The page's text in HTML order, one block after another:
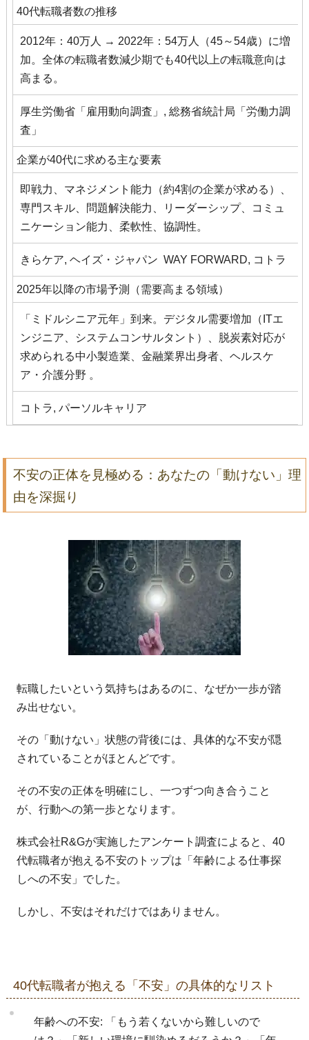
40代転職者数の推移
2012年：40万人 → 2022年：54万人（45～54歳）に増
加。全体の転職者数減少期でも40代以上の転職意向は
高まる。
厚生労働省「雇用動向調査」, 総務省統計局「労働力調
査」
企業が40代に求める主な要素
即戦力、マネジメント能力（約4割の企業が求める）、
専門スキル、問題解決能力、リーダーシップ、コミュ
ニケーション能力、柔軟性、協調性。
きらケア, ヘイズ・ジャパン WAY FORWARD, コトラ
2025年以降の市場予測（需要高まる領域）
「ミドルシニア元年」到来。デジタル需要増加（ITエ
ンジニア、システムコンサルタント）、脱炭素対応が
求められる中小製造業、金融業界出身者、ヘルスケ
ア・介護分野 。
コトラ, パーソルキャリア
不安の正体を見極める：あなたの「動けない」理
由を深掘り
転職したいという気持ちはあるのに、なぜか一歩が踏
み出せない。
その「動けない」状態の背後には、具体的な不安が隠
されていることがほとんどです。
その不安の正体を明確にし、一つずつ向き合うこと
が、行動への第一歩となります。
株式会社R&Gが実施したアンケート調査によると、40
代転職者が抱える不安のトップは「年齢による仕事探
しへの不安」でした。
しかし、不安はそれだけではありません。
40代転職者が抱える「不安」の具体的なリスト
年齢への不安: 「もう若くないから難しいので